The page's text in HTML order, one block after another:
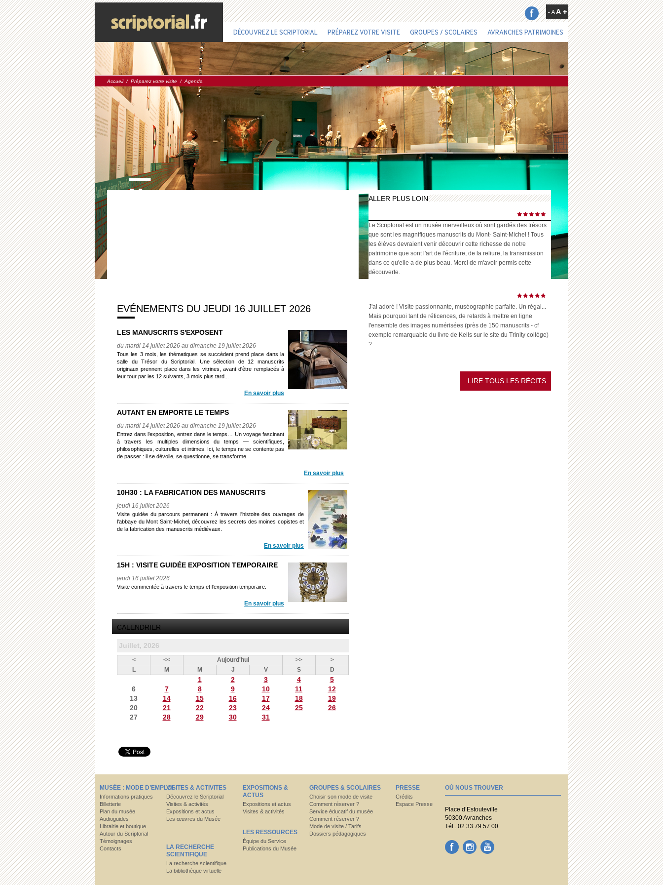
DÉCOUVREZ LE SCRIPTORIAL PRÉPAREZ VOTRE VISITE GROUPES / SCOLAIRES AVRANCHES PATRIMOINES
Accueil/ Préparez votre visite / Agenda
EVÉNEMENTS DU JEUDI 16 JUILLET 2026
LES MANUSCRITS S'EXPOSENT
du mardi 14 juillet 2026 au dimanche 19 juillet 2026
Tous les 3 mois, les thématiques se succèdent prend place dans la
salle du Trésor du Scriptorial. Une sélection de 12 manuscrits
originaux prennent place dans les vitrines, avant d'être remplacés à
leur tour par les 12 suivants, 3 mois plus tard...
En savoir plus
AUTANT EN EMPORTE LE TEMPS
du mardi 14 juillet 2026 au dimanche 19 juillet 2026
Entrez dans l’exposition, entrez dans le temps… Un voyage fascinant
à travers les multiples dimensions du temps — scientifiques,
philosophiques, culturelles et intimes. Ici, le temps ne se contente pas
de passer : il se dévoile, se questionne, se transforme.
En savoir plus
10H30 : LA FABRICATION DES MANUSCRITS
jeudi 16 juillet 2026
Visite guidée du parcours permanent : À travers l'histoire des ouvrages de
l'abbaye du Mont Saint-Michel, découvrez les secrets des moines copistes et
de la fabrication des manuscrits médiévaux.
En savoir plus
15H : VISITE GUIDÉE EXPOSITION TEMPORAIRE
jeudi 16 juillet 2026
Visite commentée à travers le temps et l'exposition temporaire.
En savoir plus
CALENDRIER
Juillet, 2026
< << Aujourd'hui >>
>
L
M M J V S D
1 2 3 4
5
6
7 8 9 10 11
12
13
14 15 16 17 18
19
20
21 22 23 24 25
26
27
28 29 30 31
ALLER PLUS LOIN
Le Scriptorial est un musée merveilleux où sont gardés des trésors
que sont les magnifiques manuscrits du Mont- Saint-Michel ! Tous
les élèves devraient venir découvrir cette richesse de notre
patrimoine que sont l'art de l'écriture, de la reliure, la transmission
dans ce qu'elle a de plus beau. Merci de m'avoir permis cette
découverte.
J'ai adoré ! Visite passionnante, muséographie parfaite. Un régal...
Mais pourquoi tant de réticences, de retards à mettre en ligne
l'ensemble des images numérisées (près de 150 manuscrits - cf
exemple remarquable du livre de Kells sur le site du Trinity collège)
?
LIRE TOUS LES RÉCITS
MUSÉE : MODE D’EMPLOI
Informations pratiques
Billetterie
Plan du musée
Audioguides
Librairie et boutique
Autour du Scriptorial
Témoignages
Contacts
VISITES & ACTIVITES
Découvrez le Scriptorial
Visites & activités
Expositions et actus
Les œuvres du Musée
LA RECHERCHE
SCIENTIFIQUE
La recherche scientifique
La bibliothèque virtuelle
EXPOSITIONS &
ACTUS
Expositions et actus
Visites & activités
LES RESSOURCES
Équipe du Service
Publications du Musée
GROUPES & SCOLAIRES
Choisir son mode de visite
Comment réserver ?
Service éducatif du musée
Comment réserver ?
Mode de visite / Tarifs
Dossiers pédagogiques
PRESSE
Crédits
Espace Presse
OÙ NOUS TROUVER
Place d’Estouteville
50300 Avranches
Tél : 02 33 79 57 00